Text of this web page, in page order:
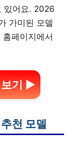
있어요. 2026
가미된 모델
페이지에서
보기 ▶
천 모델